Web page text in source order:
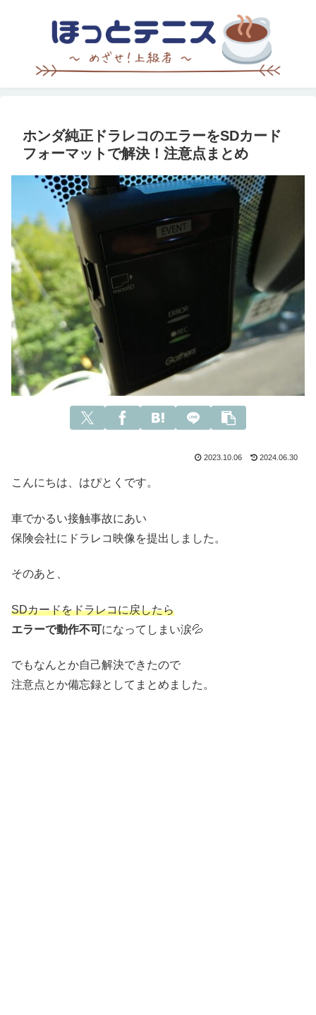
ホンダ純正ドラレコのエラーをSDカード
フォーマットで解決！注意点まとめ
2023.10.06 2024.06.30
こんにちは、はぴとくです。
車でかるい接触事故にあい
保険会社にドラレコ映像を提出しました。
そのあと、
SDカードをドラレコに戻したら
エラーで動作不可になってしまい涙💦
でもなんとか自己解決できたので
注意点とか備忘録としてまとめました。